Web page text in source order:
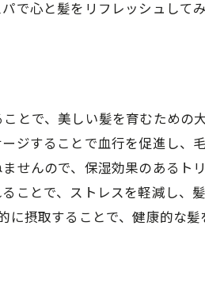
で心と髪をリフレッシュして
とで、美しい髪を育むための
ジすることで血行を促進し、
せんので、保湿効果のある
ことで、ストレスを軽減し、
摂取することで、健康的な